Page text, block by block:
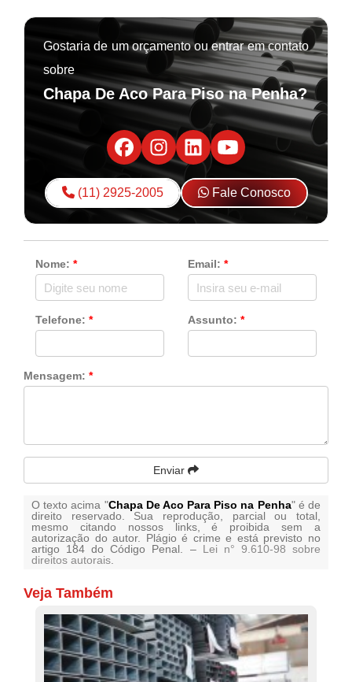
Gostaria de um orçamento ou entrar em contato
sobre
Chapa De Aco Para Piso na Penha?
(11) 2925-2005 Fale Conosco
Nome: * Email: *
Telefone: * Assunto: *
Mensagem: *
Enviar
O texto acima "Chapa De Aco Para Piso na Penha" é de
direito reservado. Sua reprodução, parcial ou total,
mesmo citando nossos links, é proibida sem a
autorização do autor. Plágio é crime e está previsto no
artigo 184 do Código Penal. – Lei n° 9.610-98 sobre
direitos autorais
Veja Também